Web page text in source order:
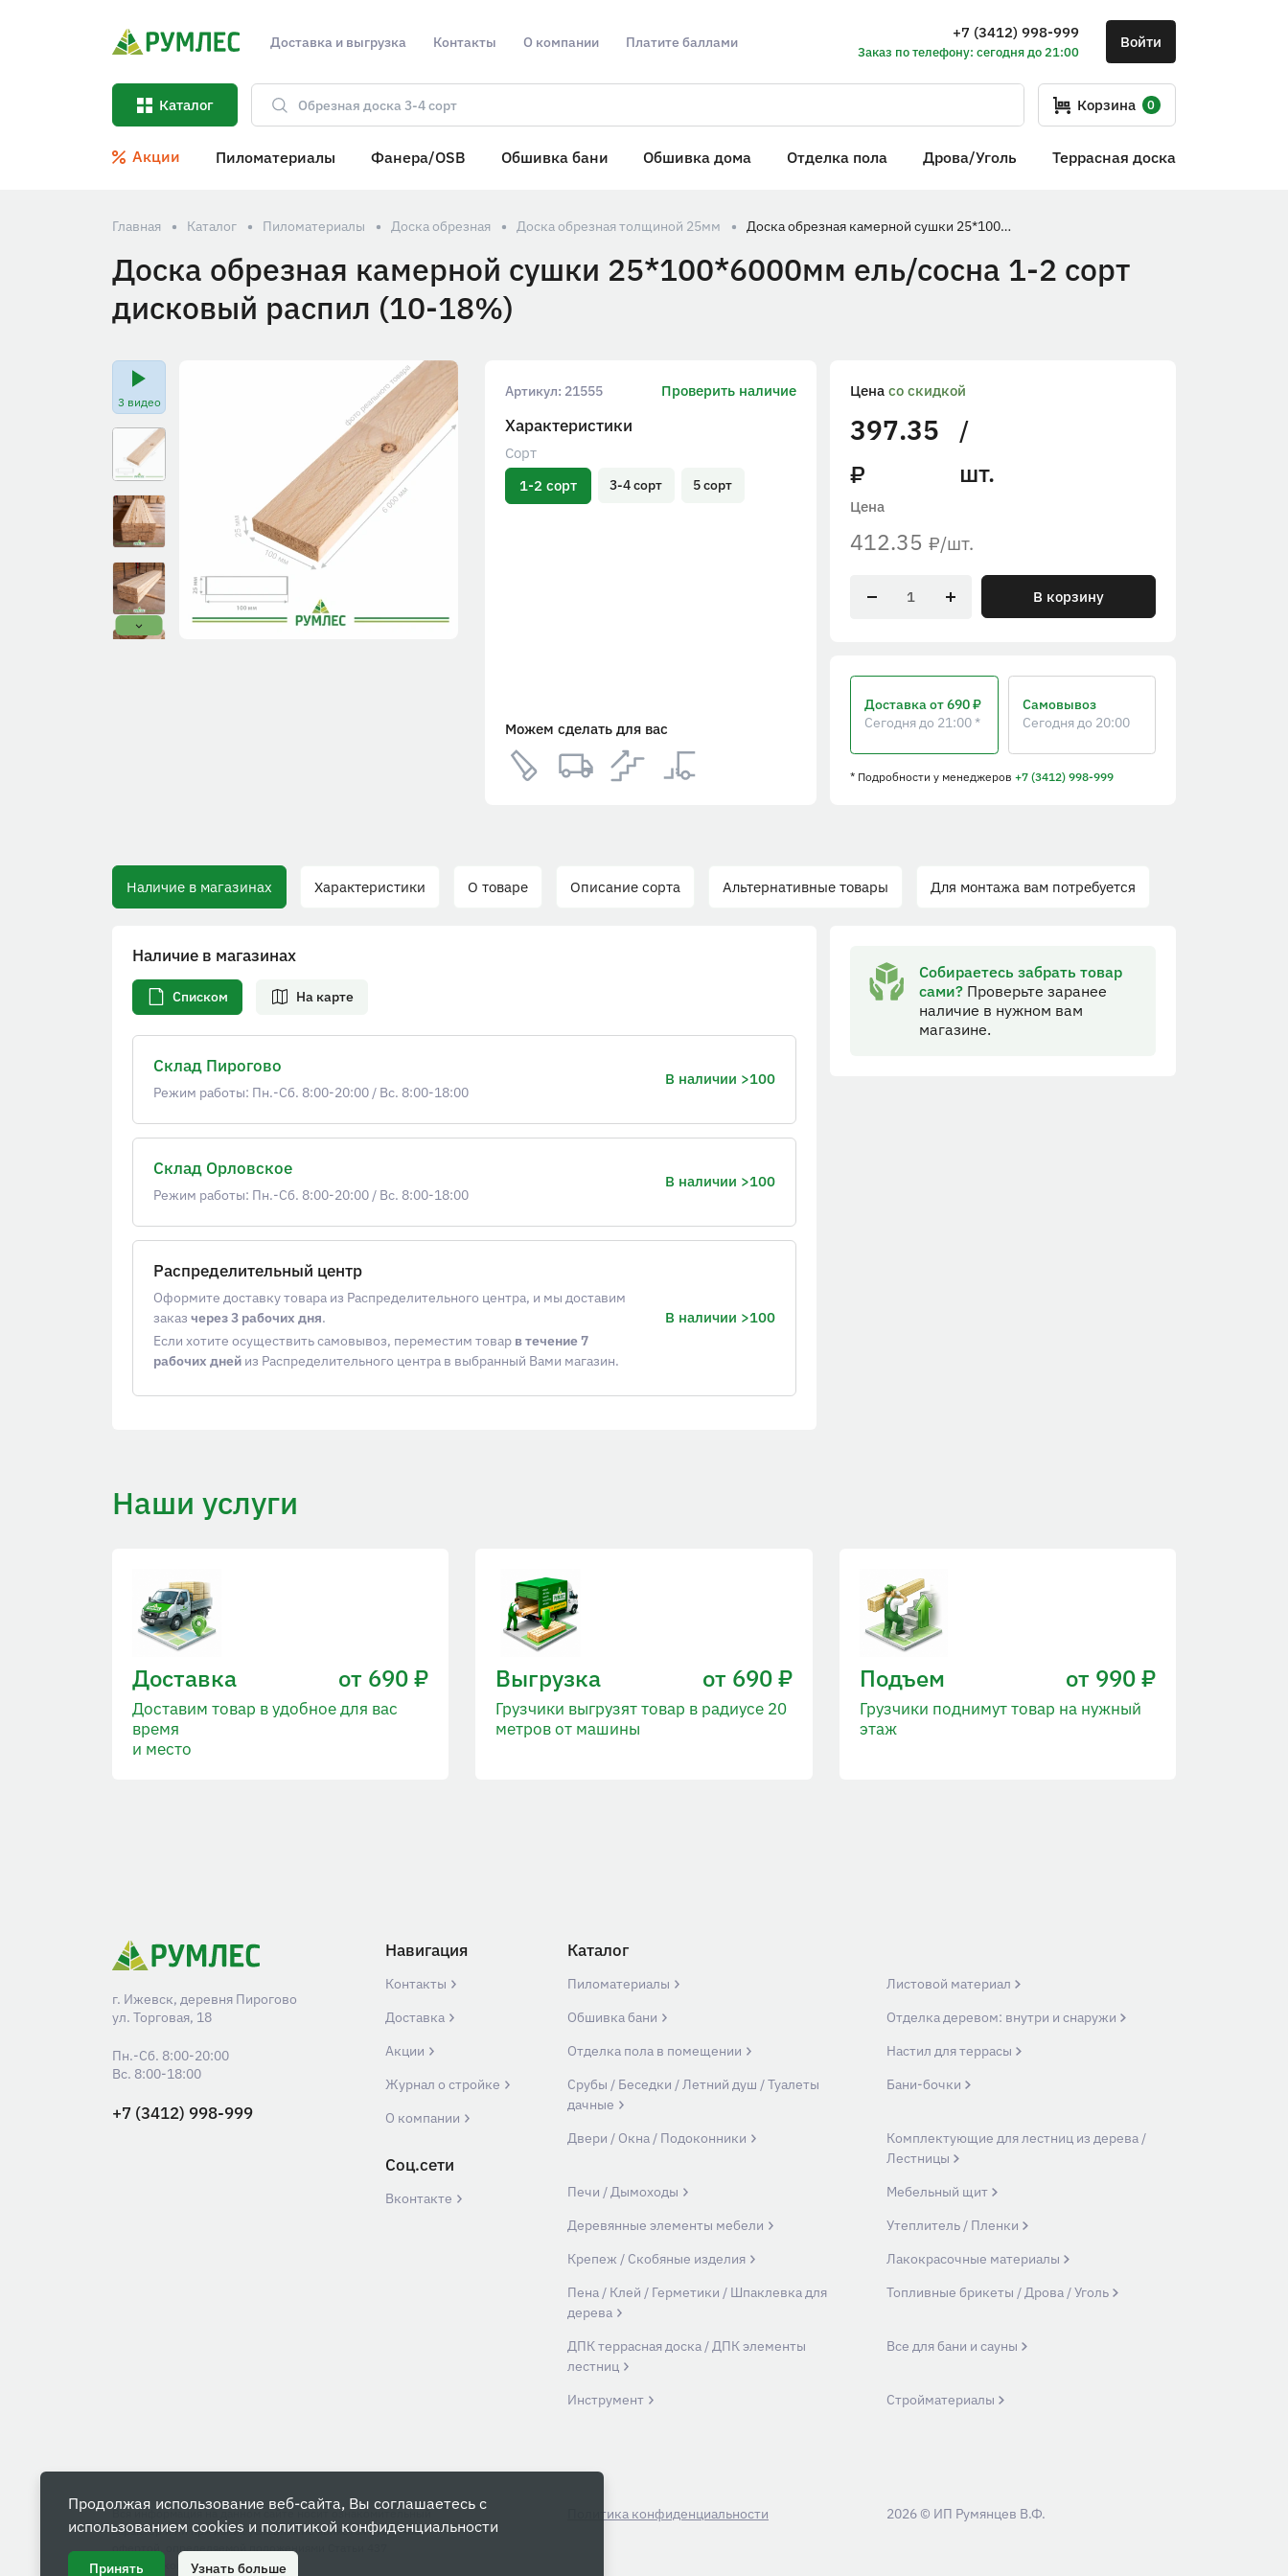
Доставка и выгрузка Контакты О компании Платите баллами
+7 (3412) 998-999
Заказ по телефону: сегодня до 21:00
Войти
Каталог Корзина 0
Акции Пиломатериалы Фанера/OSB Обшивка бани Обшивка дома Отделка пола Дрова/Уголь Террасная доска
Главная Каталог Пиломатериалы Доска обрезная Доска обрезная толщиной 25мм Доска обрезная камерной сушки 25*100*6000мм ель/сосна 1-2 сорт дисковый распил (10-18%)
Доска обрезная камерной сушки 25*100*6000мм ель/сосна 1-2 сорт
дисковый распил (10-18%)
3 видео
Артикул: 21555 Проверить наличие
Характеристики
Сорт
1-2 сорт
3-4 сорт 5 сорт
Можем сделать для вас
Цена
412.35 ₽/шт.
Ценасо скидкой
397.35
₽
/
шт.
В корзину
Доставкаот 690 ₽
Сегодня до 21:00 *
Самовывоз
Сегодня до 20:00
* Подробностиу менеджеров+7 (3412) 998-999
Наличие в магазинах Характеристики О товаре Описание сорта Альтернативные товары Для монтажа вам потребуется
Наличие в магазинах
Списком На карте
Склад Пирогово
Режим работы: Пн.-Сб. 8:00-20:00 / Вс. 8:00-18:00
В наличии >100
Склад Орловское
Режим работы: Пн.-Сб. 8:00-20:00 / Вс. 8:00-18:00
В наличии >100
Распределительный центр
Оформите доставку товара из Распределительного центра, и мы доставим
заказ через 3 рабочих дня.
Если хотите осуществить самовывоз, переместим товар в течение 7
рабочих дней из Распределительного центра в выбранный Вами магазин.
В наличии >100
Собираетесь забрать товар
сами?Проверьте заранее
наличие в нужном вам
магазине.
Наши услуги
Доставка от 690 ₽
Доставим товар в удобное для вас
время
и место
Выгрузка от 690 ₽
Грузчики выгрузят товар в радиусе 20
метров от машины
Подъем от 990 ₽
Грузчики поднимут товар на нужный
этаж
г. Ижевск, деревня Пирогово
ул. Торговая, 18
+7 (3412) 998-999
Пн.-Сб. 8:00-20:00
Вс. 8:00-18:00
Навигация
Контакты
Доставка
Акции
Журнал о стройке
О компании
Соц.сети
Вконтакте
Каталог
Пиломатериалы
Листовой материал
Обшивка бани
Отделка деревом: внутри и снаружи
Отделка пола в помещении
Настил для террасы
Срубы / Беседки / Летний душ / Туалеты
дачные
Бани-бочки
Двери / Окна / Подоконники
Комплектующие для лестниц из дерева /
Лестницы
Печи / Дымоходы
Мебельный щит
Деревянные элементы мебели
Утеплитель / Пленки
Крепеж / Скобяные изделия
Лакокрасочные материалы
Пена / Клей / Герметики / Шпаклевка для
дерева
Топливные брикеты / Дрова / Уголь
ДПК террасная доска / ДПК элементы
лестниц
Все для бани и сауны
Инструмент Стройматериалы
Вся информация на данном сайте носит ознакомительный
характер и ни при каких условиях не является публичной
офертой, определяемой положениями Статьи 437
Гражданского кодекса РФ.
Политика конфиденциальности 2026 © ИП Румянцев В.Ф.
Продолжая использование веб-сайта, Вы соглашаетесь с
использованием cookies и политикой конфиденциальности
Принять Узнать больше